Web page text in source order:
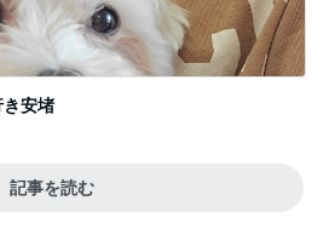
安堵
記事を読む